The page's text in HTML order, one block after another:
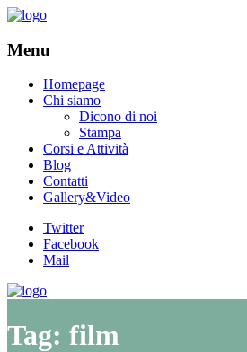
Menu
Homepage
Chi siamo
Dicono di noi
Stampa
Corsi e Attività
Blog
Contatti
Gallery&Video
Twitter
Facebook
Mail
Tag: film